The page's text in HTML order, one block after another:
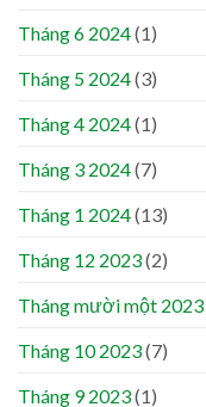
Tháng 6 2024(1)
Tháng 5 2024(3)
Tháng 4 2024(1)
Tháng 3 2024(7)
Tháng 1 2024(13)
Tháng 12 2023(2)
Tháng mười một 2023
Tháng 10 2023(7)
Tháng 9 2023(1)